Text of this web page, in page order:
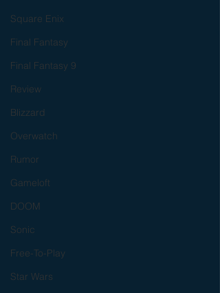
Square Enix
Final Fantasy
Final Fantasy 9
Review
Blizzard
Overwatch
Rumor
Gameloft
DOOM
Sonic
Free-To-Play
Star Wars